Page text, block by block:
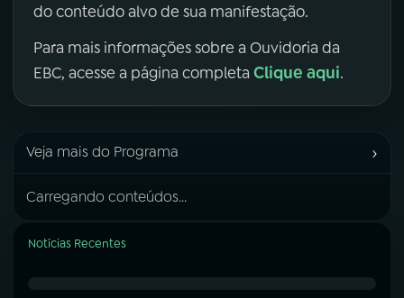
do conteúdo alvo de sua manifestação.
Para mais informações sobre a Ouvidoria da
EBC, acesse a página completa Clique aqui.
Veja mais do Programa ›
Carregando conteúdos...
Notícias Recentes